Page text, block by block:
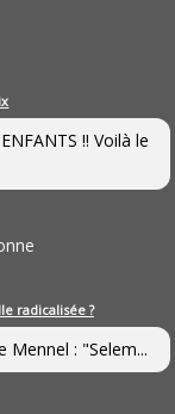
!! Voilà le
radicalisée ?
Mennel : "Selem...